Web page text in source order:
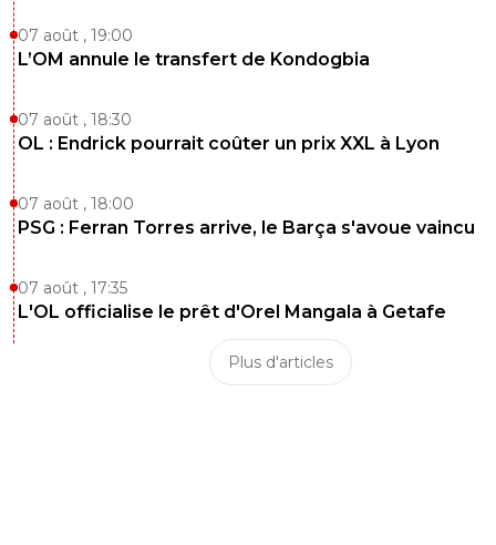
07 août , 19:00
L’OM annule le transfert de Kondogbia
07 août , 18:30
OL : Endrick pourrait coûter un prix XXL à Lyon
07 août , 18:00
PSG : Ferran Torres arrive, le Barça s'avoue vaincu
07 août , 17:35
L'OL officialise le prêt d'Orel Mangala à Getafe
Plus d'articles